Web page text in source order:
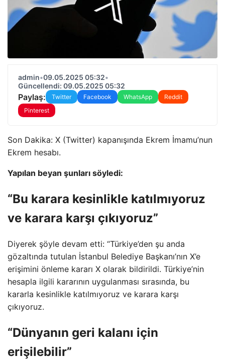
admin•09.05.2025 05:32•
Güncellendi: 09.05.2025 05:32
Paylaş: Twitter Facebook WhatsApp
Reddit
Pinterest
Son Dakika: X (Twitter) kapanışında Ekrem İmamu’nun
Ekrem hesabı.
Yapılan beyan şunları söyledi:
“Bu karara kesinlikle katılmıyoruz
ve karara karşı çıkıyoruz”
Diyerek şöyle devam etti: “Türkiye’den şu anda
gözaltında tutulan İstanbul Belediye Başkanı’nın X’e
erişimini önleme kararı X olarak bildirildi. Türkiye’nin
hesapla ilgili kararının uygulanması sırasında, bu
kararla kesinlikle katılmıyoruz ve karara karşı
çıkıyoruz.
“Dünyanın geri kalanı için
erişilebilir”